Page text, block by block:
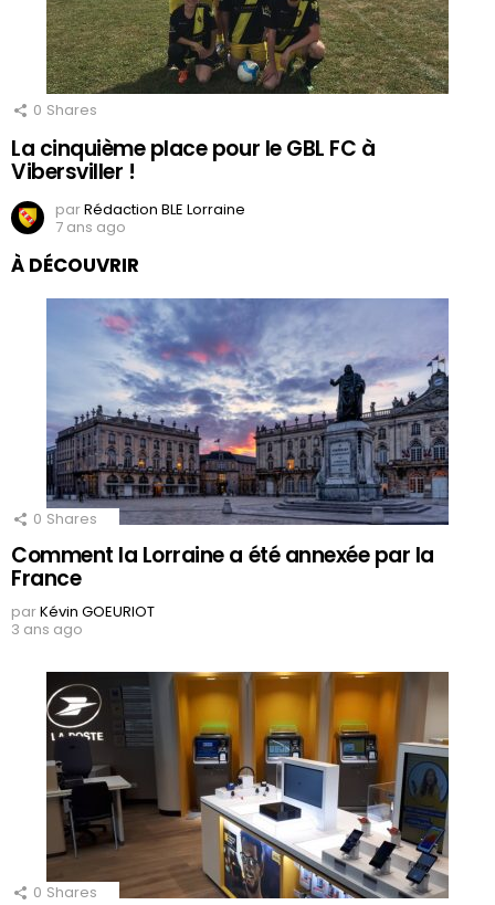
0 Shares
La cinquième place pour le GBL FC à
Vibersviller !
parRédaction BLE Lorraine
7 ans ago
À DÉCOUVRIR
0 Shares
Comment la Lorraine a été annexée par la
France
parKévin GOEURIOT
3 ans ago
0 Shares